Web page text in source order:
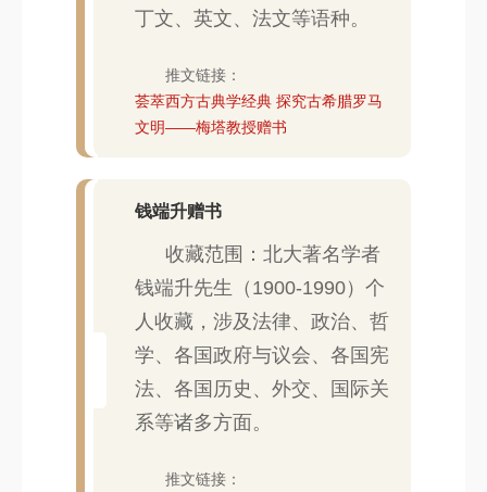
丁文、英文、法文等语种。
推文链接：
荟萃西方古典学经典 探究古希腊罗马
文明——梅塔教授赠书
钱端升赠书
收藏范围：北大著名学者
钱端升先生（1900-1990）个
人收藏，涉及法律、政治、哲
学、各国政府与议会、各国宪
法、各国历史、外交、国际关
系等诸多方面。
推文链接：